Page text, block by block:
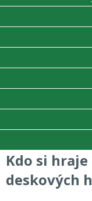
Kdo si
deskových